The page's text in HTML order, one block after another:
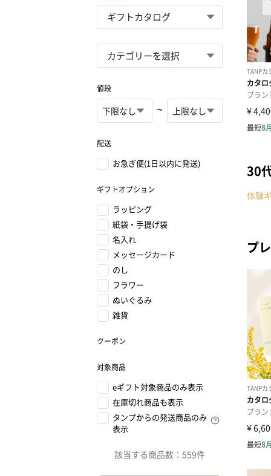
値段
~
配送
お急ぎ便(1日以内に発送)
ギフトオプション
ラッピング
紙袋・手提げ袋
名入れ
メッセージカード
のし
フラワー
ぬいぐるみ
雑貨
クーポン
対象商品
eギフト対象商品のみ表示
在庫切れ商品も表示
タンプからの発送商品のみ
表示
該当する商品数： 559件
30
体験
プ